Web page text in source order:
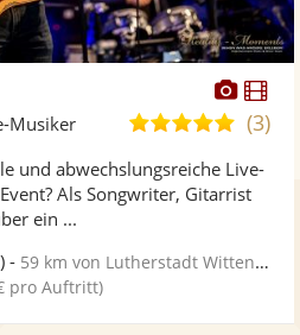
Fotos
5,0
5
(3)
Musiker
und abwechslungsreiche Live-
Als Songwriter, Gitarrist
ein ...
- 59 km von Lutherstadt Wittenberg
pro Auftritt)